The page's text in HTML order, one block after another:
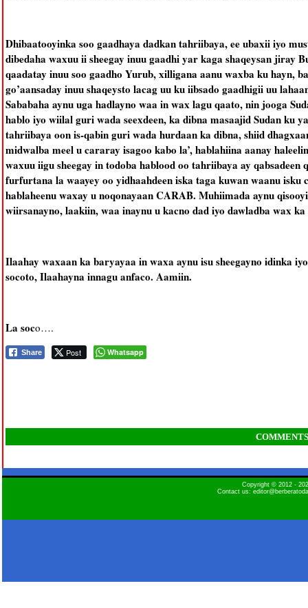
Dhibaatooyinka soo gaadhaya dadkan tahriibaya, ee ubaxii iyo
dibedaha waxuu ii sheegay inuu gaadhi yar kaga shaqeysan jiray
qaadatay inuu soo gaadho Yurub, xilligana aanu waxba ku hayn,
go’aansaday inuu shaqeysto lacag uu ku iibsado gaadhigii uu
Sababaha aynu uga hadlayno waa in wax lagu qaato, nin jooga
hablo iyo wiilal guri wada seexdeen, ka dibna masaajid Sudan ku
tahriibaya oon is-qabin guri wada hurdaan ka dibna, shiid
midwalba meel u cararay isagoo kabo la’, hablahiina aanay
waxuu iigu sheegay in todoba hablood oo tahriibaya ay
furfurtana la waayey oo yidhaahdeen iska taga kuwan waanu isku
hablaheenu waxay u noqonayaan CARAB. Muhiimada aynu
wiirsanayno, laakiin, waa inaynu u kacno dad iyo dawladba wax ka
Ilaahay waxaan ka baryayaa in waxa aynu isu sheegayno idinka
socoto, Ilaahayna innagu anfaco. Aamiin.
La soco….
Share Post Whatsapp
COMMENTS
Copyright © 2012 -
Contact us: